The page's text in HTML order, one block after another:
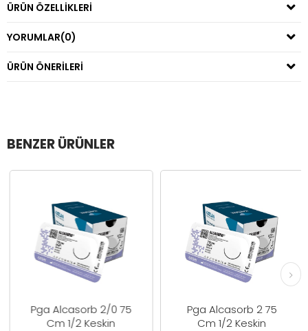
ÜRÜN ÖZELLIKLERI
YORUMLAR(0)
ÜRÜN ÖNERILERI
BENZER ÜRÜNLER
Pga Alcasorb 2/0 75
Cm 1/2 Keskin
Pga Alcasorb 2 75
Cm 1/2 Keskin